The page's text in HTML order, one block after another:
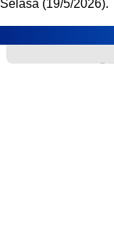
(19/5/2026).